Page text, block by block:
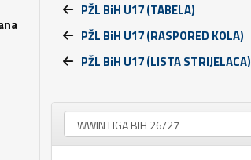
PŽL BiH U17 (TABELA)
PŽL BiH U17 (RASPORED KOLA)
PŽL BiH U17 (LISTA STRIJELACA)